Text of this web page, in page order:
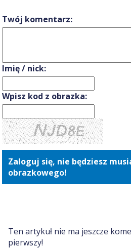
Twój komentarz:
Imię / nick:
Wpisz kod z obrazka:
Zaloguj się, nie będziesz
obrazkowego!
Ten artykuł nie ma jeszcze
pierwszy!